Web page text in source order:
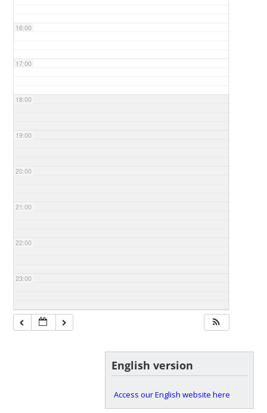
16:00
17:00
18:00
19:00
20:00
21:00
22:00
23:00
English version
Access our English website here